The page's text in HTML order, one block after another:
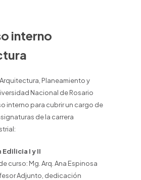
interno
Planeamiento y
Nacional de Rosario
interno para cubrir un cargo de
de la carrera
I y II
curso: Mg. Arq. Ana Espinosa
Adjunto, dedicación